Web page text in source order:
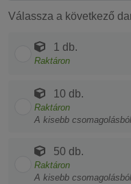
Válassza a következő
1 db.
Raktáron
10 db.
Raktáron
A kisebb
50 db.
Raktáron
A kisebb